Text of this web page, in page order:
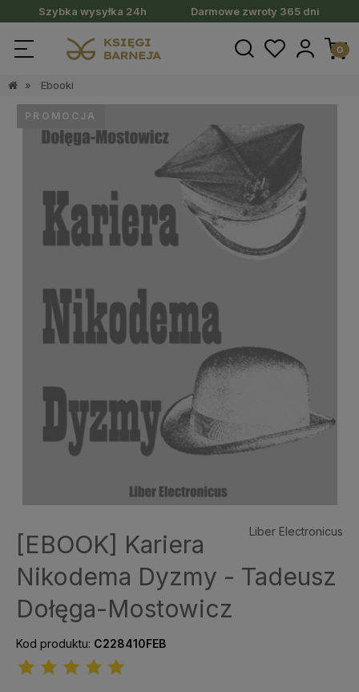
Szybka wysyłka 24h Darmowe zwroty 365 dni
» Ebooki
PROMOCJA
Liber Electronicus
[EBOOK] Kariera
Nikodema Dyzmy - Tadeusz
Dołęga-Mostowicz
Kod produktu: C228410FEB